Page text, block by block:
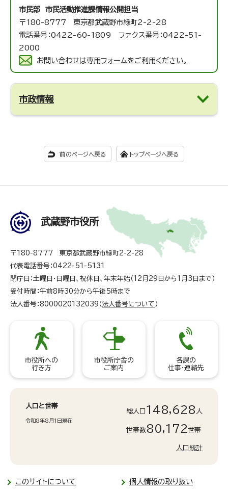
市民部 市民活動推進課情報公開担当
〒180-8777 東京都武蔵野市緑町2-2-28
電話番号：0422-60-1809 ファクス番号：0422-51-
2000
お問い合わせは専用フォームをご利用ください。
市政情報
前のページへ戻る トップページへ戻る
武蔵野市役所
〒180-8777 東京都武蔵野市緑町2-2-28
代表電話番号：0422-51-5131
閉庁日：土曜日・日曜日、祝休日、年末年始（12月29日から1月3日まで）
受付時間：午前8時30分から午後5時まで
法人番号：8000020132039（ 法人番号について ）
市役所への
行き方
市役所庁舎の
ご案内
各課の
仕事・連絡先
人口と世帯
令和8年8月1日現在
総人口 148,628 人
世帯数80,172世帯
人口統計
このサイトについて 個人情報の取り扱い